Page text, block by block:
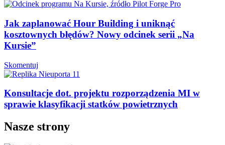
Jak zaplanować Hour Building i uniknąć
kosztownych błędów? Nowy odcinek serii „Na
Kursie”
Skomentuj
Konsultacje dot. projektu rozporządzenia MI w
sprawie klasyfikacji statków powietrznych
Nasze strony